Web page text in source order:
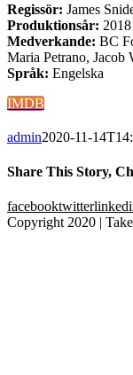
Regissör: James
Produktionsår: 2018
Medverkande: BC
Maria Petrano, Jacob
Språk: Engelska
IMDB
admin2020-11-
Share This Story,
facebooktwitter
Copyright 2020 |